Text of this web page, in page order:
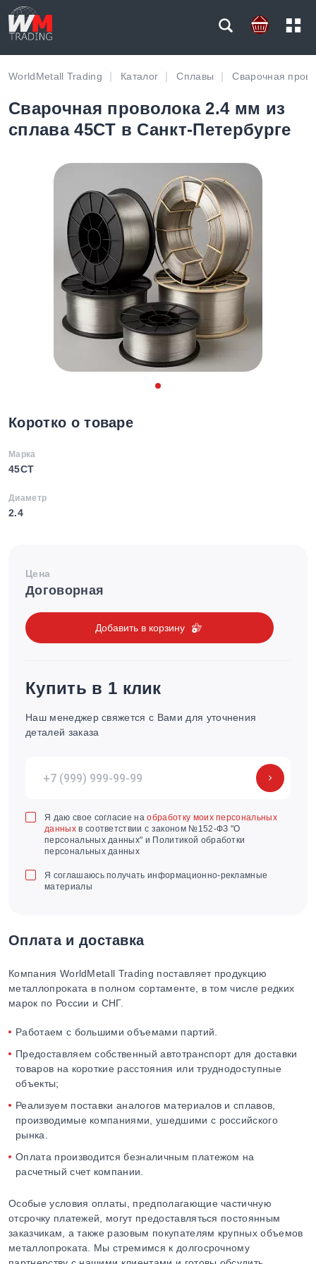
WorldMetall Trading Каталог Сплавы Сварочная
Сварочная проволока 2.4 мм из
сплава 45CT в Санкт-Петербурге
Коротко о товаре
Марка
45CT
Диаметр
2.4
Цена
Договорная
Добавить в корзину
Купить в 1 клик
Наш менеджер свяжется с Вами для уточнения
деталей заказа
Я даю свое согласие наобработку моих персональных
данныхв соответствии с законом №152-ФЗ "О
персональных данных" и Политикой обработки
персональных данных
Я соглашаюсь получать информационно-рекламные
материалы
Оплата и доставка
Компания WorldMetall Trading поставляет продукцию
металлопроката в полном сортаменте, в том числе редких
марок по России и СНГ.
Работаем с большими объемами партий.
Предоставляем собственный автотранспорт для доставки
товаров на короткие расстояния или труднодоступные
объекты;
Реализуем поставки аналогов материалов и сплавов,
производимые компаниями, ушедшими с российского
рынка.
Оплата производится безналичным платежом на
расчетный счет компании.
Особые условия оплаты, предполагающие частичную
отсрочку платежей, могут предоставляться постоянным
заказчикам, а также разовым покупателям крупных объемов
металлопроката. Мы стремимся к долгосрочному